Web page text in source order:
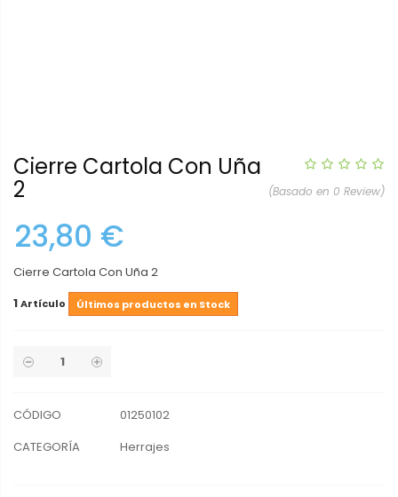
(Basado en 0 Review)
Cierre Cartola Con Uña
2
23,80 €
Cierre Cartola Con Uña 2
1Artículo Últimos productos en Stock
CÓDIGO
01250102
CATEGORÍA
Herrajes